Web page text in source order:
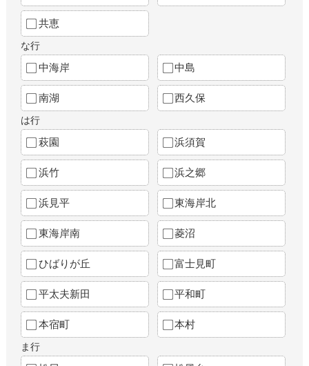
共恵
な行
中海岸 中島
南湖 西久保
は行
萩園 浜須賀
浜竹 浜之郷
浜見平 東海岸北
東海岸南 菱沼
ひばりが丘 富士見町
平太夫新田 平和町
本宿町 本村
ま行